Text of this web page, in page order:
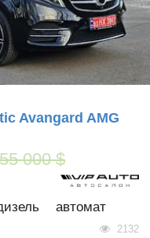
Avangard AMG
55 000 $
автомат
2132